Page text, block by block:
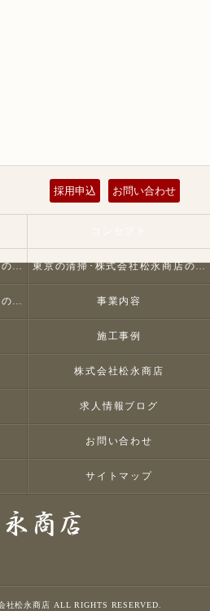
採用申込 お問い合わせ
東京の清掃･株式会社松永商店の口コミ情報 東京の清掃･株式会社松永商店の評判
東京の清掃･株式会社松永商店のお客様の声 事業内容
施工事例
株式会社松永商店
求人情報ブログ
お問い合わせ
サイトマップ
社松永商店 ALL RIGHTS RESERVED.